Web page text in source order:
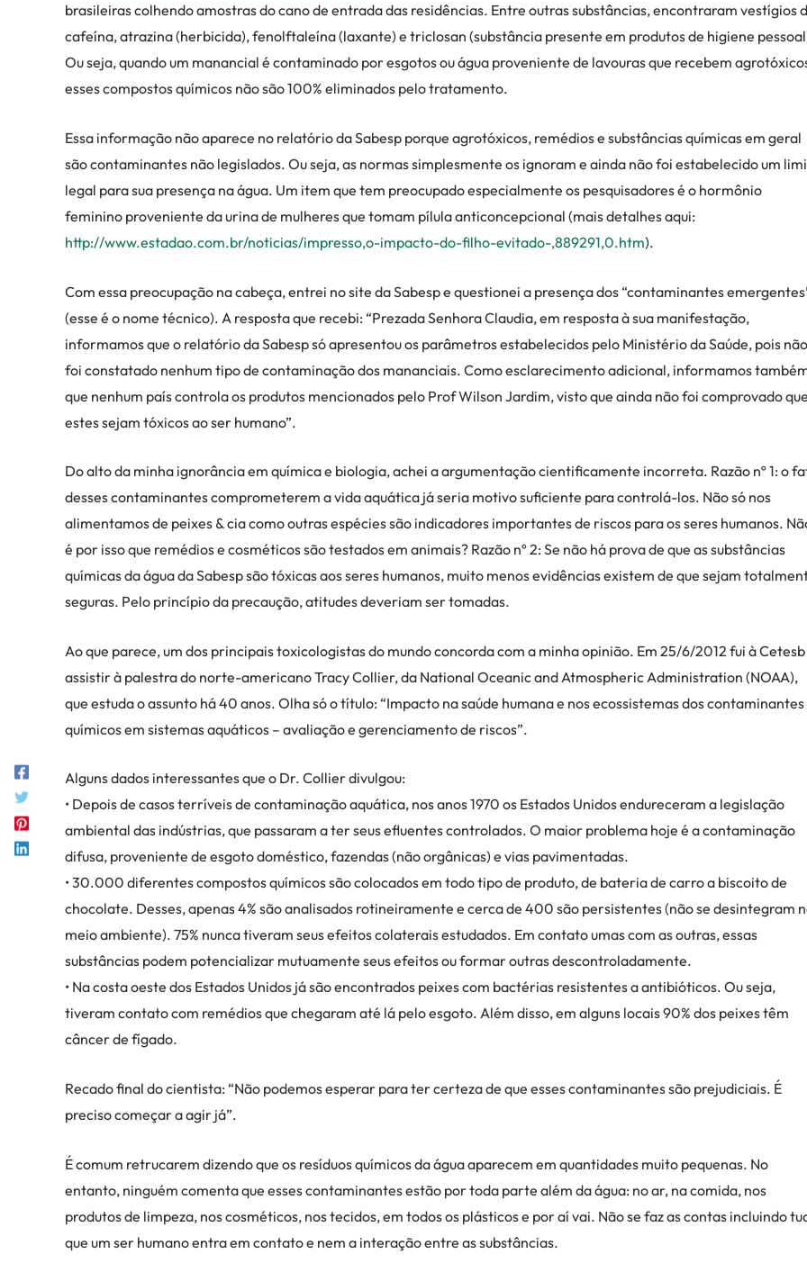
brasileiras colhendo amostras do cano de entrada das residências. Entre outras substâncias, encontraram vestígios
cafeína, atrazina (herbicida), fenolftaleína (laxante) e triclosan (substância presente em produtos de higiene
Ou seja, quando um manancial é contaminado por esgotos ou água proveniente de lavouras que recebem
esses compostos químicos não são 100% eliminados pelo tratamento.
Essa informação não aparece no relatório da Sabesp porque agrotóxicos, remédios e substâncias químicas em geral
são contaminantes não legislados. Ou seja, as normas simplesmente os ignoram e ainda não foi estabelecido um
legal para sua presença na água. Um item que tem preocupado especialmente os pesquisadores é o hormônio
feminino proveniente da urina de mulheres que tomam pílula anticoncepcional (mais detalhes aqui:
http://www.estadao.com.br/noticias/impresso,o-impacto-do-filho-evitado-,889291,0.htm).
Com essa preocupação na cabeça, entrei no site da Sabesp e questionei a presença dos “contaminantes
(esse é o nome técnico). A resposta que recebi: “Prezada Senhora Claudia, em resposta à sua manifestação,
informamos que o relatório da Sabesp só apresentou os parâmetros estabelecidos pelo Ministério da Saúde, pois não
foi constatado nenhum tipo de contaminação dos mananciais. Como esclarecimento adicional, informamos
que nenhum país controla os produtos mencionados pelo Prof Wilson Jardim, visto que ainda não foi comprovado
estes sejam tóxicos ao ser humano”.
Do alto da minha ignorância em química e biologia, achei a argumentação cientificamente incorreta. Razão nº 1: o
desses contaminantes comprometerem a vida aquática já seria motivo suficiente para controlá-los. Não só nos
alimentamos de peixes & cia como outras espécies são indicadores importantes de riscos para os seres humanos.
é por isso que remédios e cosméticos são testados em animais? Razão nº 2: Se não há prova de que as substâncias
químicas da água da Sabesp são tóxicas aos seres humanos, muito menos evidências existem de que sejam
seguras. Pelo princípio da precaução, atitudes deveriam ser tomadas.
Ao que parece, um dos principais toxicologistas do mundo concorda com a minha opinião. Em 25/6/2012 fui à Cetesb
assistir à palestra do norte-americano Tracy Collier, da National Oceanic and Atmospheric Administration (NOAA),
que estuda o assunto há 40 anos. Olha só o título: “Impacto na saúde humana e nos ecossistemas dos contaminantes
químicos em sistemas aquáticos – avaliação e gerenciamento de riscos”.
Alguns dados interessantes que o Dr. Collier divulgou:
• Depois de casos terríveis de contaminação aquática, nos anos 1970 os Estados Unidos endureceram a legislação
ambiental das indústrias, que passaram a ter seus efluentes controlados. O maior problema hoje é a contaminação
difusa, proveniente de esgoto doméstico, fazendas (não orgânicas) e vias pavimentadas.
• 30.000 diferentes compostos químicos são colocados em todo tipo de produto, de bateria de carro a biscoito de
chocolate. Desses, apenas 4% são analisados rotineiramente e cerca de 400 são persistentes (não se desintegram
meio ambiente). 75% nunca tiveram seus efeitos colaterais estudados. Em contato umas com as outras, essas
substâncias podem potencializar mutuamente seus efeitos ou formar outras descontroladamente.
• Na costa oeste dos Estados Unidos já são encontrados peixes com bactérias resistentes a antibióticos. Ou seja,
tiveram contato com remédios que chegaram até lá pelo esgoto. Além disso, em alguns locais 90% dos peixes têm
câncer de fígado.
Recado final do cientista: “Não podemos esperar para ter certeza de que esses contaminantes são prejudiciais. É
preciso começar a agir já”.
É comum retrucarem dizendo que os resíduos químicos da água aparecem em quantidades muito pequenas. No
entanto, ninguém comenta que esses contaminantes estão por toda parte além da água: no ar, na comida, nos
produtos de limpeza, nos cosméticos, nos tecidos, em todos os plásticos e por aí vai. Não se faz as contas incluindo
que um ser humano entra em contato e nem a interação entre as substâncias.